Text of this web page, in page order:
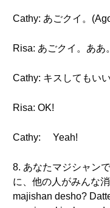
Cathy: あごクイ。
Risa: あごクイ。ああ
Cathy: キスしてもい
Risa: OK!
Cathy: Yeah!
8. あなたマジシャン
に、他の人がみんな
majishan desho?